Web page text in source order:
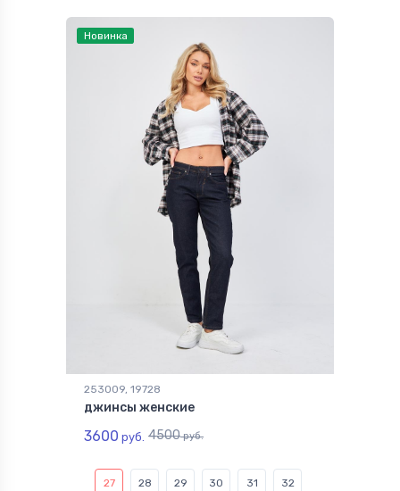
Новинка
253009, 19728
джинсы женские
3600 руб. 4500руб.
27 28 29 30 31 32